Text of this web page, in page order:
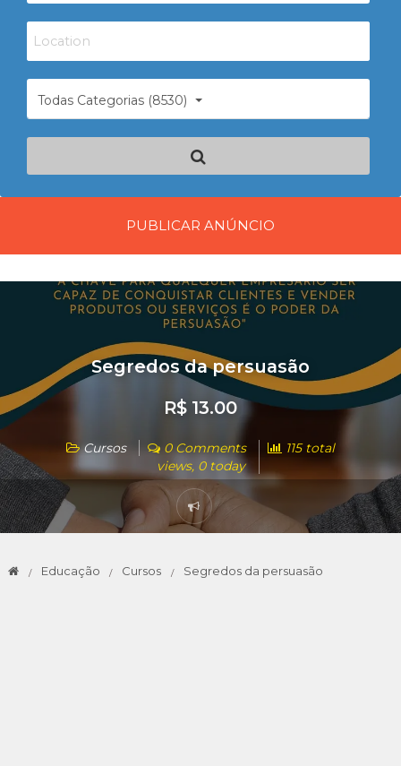
Todas Categorias (8530)
PUBLICAR ANÚNCIO
Segredos da persuasão
R$ 13.00
Cursos 0 Comments
115 total
views, 0 today
Educação Cursos Segredos da persuasão